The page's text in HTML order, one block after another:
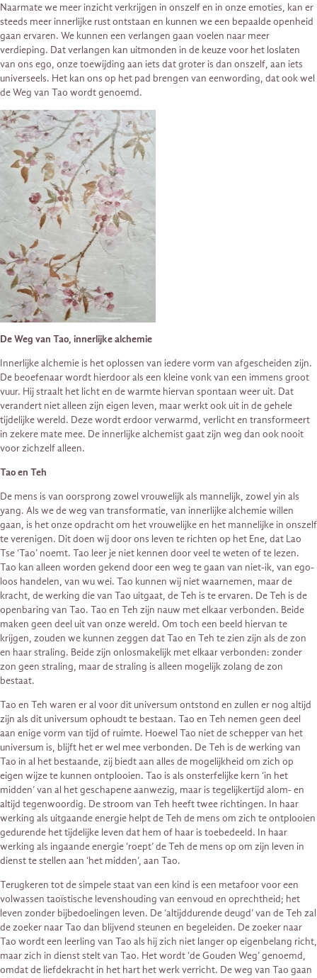
Naarmate we meer inzicht verkrijgen in onszelf en in onze emoties, kan er
steeds meer innerlijke rust ontstaan en kunnen we een bepaalde openheid
gaan ervaren. We kunnen een verlangen gaan voelen naar meer
verdieping. Dat verlangen kan uitmonden in de keuze voor het loslaten
van ons ego, onze toewijding aan iets dat groter is dan onszelf, aan iets
universeels. Het kan ons op het pad brengen van eenwording, dat ook wel
de Weg van Tao wordt genoemd.
De Weg van Tao, innerlijke alchemie
Innerlijke alchemie is het oplossen van iedere vorm van afgescheiden zijn.
De beoefenaar wordt hierdoor als een kleine vonk van een immens groot
vuur. Hij straalt het licht en de warmte hiervan spontaan weer uit. Dat
verandert niet alleen zijn eigen leven, maar werkt ook uit in de gehele
tijdelijke wereld. Deze wordt erdoor verwarmd, verlicht en transformeert
in zekere mate mee. De innerlijke alchemist gaat zijn weg dan ook nooit
voor zichzelf alleen.
Tao en Teh
De mens is van oorsprong zowel vrouwelijk als mannelijk, zowel yin als
yang. Als we de weg van transformatie, van innerlijke alchemie willen
gaan, is het onze opdracht om het vrouwelijke en het mannelijke in onszelf
te verenigen. Dit doen wij door ons leven te richten op het Ene, dat Lao
Tse ‘Tao’ noemt. Tao leer je niet kennen door veel te weten of te lezen.
Tao kan alleen worden gekend door een weg te gaan van niet-ik, van ego-
loos handelen, van wu wei. Tao kunnen wij niet waarnemen, maar de
kracht, de werking die van Tao uitgaat, de Teh is te ervaren. De Teh is de
openbaring van Tao. Tao en Teh zijn nauw met elkaar verbonden. Beide
maken geen deel uit van onze wereld. Om toch een beeld hiervan te
krijgen, zouden we kunnen zeggen dat Tao en Teh te zien zijn als de zon
en haar straling. Beide zijn onlosmakelijk met elkaar verbonden: zonder
zon geen straling, maar de straling is alleen mogelijk zolang de zon
bestaat.
Tao en Teh waren er al voor dit universum ontstond en zullen er nog altijd
zijn als dit universum ophoudt te bestaan. Tao en Teh nemen geen deel
aan enige vorm van tijd of ruimte. Hoewel Tao niet de schepper van het
universum is, blijft het er wel mee verbonden. De Teh is de werking van
Tao in al het bestaande, zij biedt aan alles de mogelijkheid om zich op
eigen wijze te kunnen ontplooien. Tao is als onsterfelijke kern ‘in het
midden’ van al het geschapene aanwezig, maar is tegelijkertijd alom- en
altijd tegenwoordig. De stroom van Teh heeft twee richtingen. In haar
werking als uitgaande energie helpt de Teh de mens om zich te ontplooien
gedurende het tijdelijke leven dat hem of haar is toebedeeld. In haar
werking als ingaande energie ‘roept’ de Teh de mens op om zijn leven in
dienst te stellen aan ‘het midden’, aan Tao.
Terugkeren tot de simpele staat van een kind is een metafoor voor een
volwassen taoïstische levenshouding van eenvoud en oprechtheid; het
leven zonder bijbedoelingen leven. De ‘altijddurende deugd’ van de Teh zal
de zoeker naar Tao dan blijvend steunen en begeleiden. De zoeker naar
Tao wordt een leerling van Tao als hij zich niet langer op eigenbelang richt,
maar zich in dienst stelt van Tao. Het wordt ‘de Gouden Weg’ genoemd,
omdat de liefdekracht in het hart het werk verricht. De weg van Tao gaan